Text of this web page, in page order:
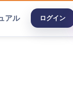
アル ログイン